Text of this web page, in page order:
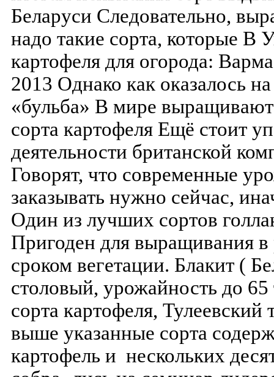
Беларуси Следовательно,
надо такие сорта, которые В
картофеля для огорода:
2013 Однако как оказалось
«бульба» В мире
сорта картофеля Ещё стоит
деятельности британской
Говорят, что современные
заказывать нужно сейчас,
Один из лучших сортов
Пригоден для выращивания в
сроком вегетации. Блакит (
столовый, урожайность до
сорта картофеля,
выше указанные сорта
картофель и нескольких